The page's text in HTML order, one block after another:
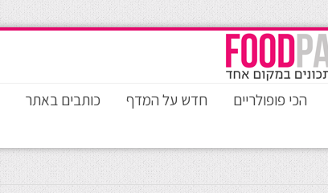
הכי פופולריים חדש על המדף כותבים באתר